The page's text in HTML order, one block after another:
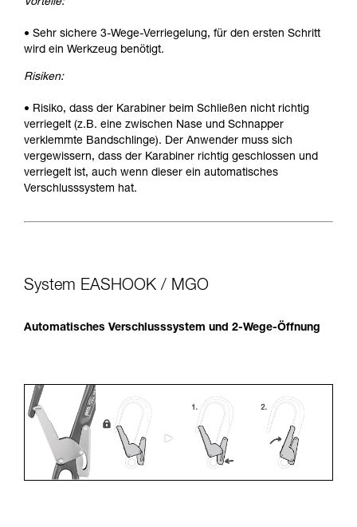
Vorteile:
• Sehr sichere 3-Wege-Verriegelung, für den ersten Schritt
wird ein Werkzeug benötigt.
Risiken:
• Risiko, dass der Karabiner beim Schließen nicht richtig
verriegelt (z.B. eine zwischen Nase und Schnapper
verklemmte Bandschlinge). Der Anwender muss sich
vergewissern, dass der Karabiner richtig geschlossen und
verriegelt ist, auch wenn dieser ein automatisches
Verschlusssystem hat.
System EASHOOK / MGO
Automatisches Verschlusssystem und 2-Wege-Öffnung